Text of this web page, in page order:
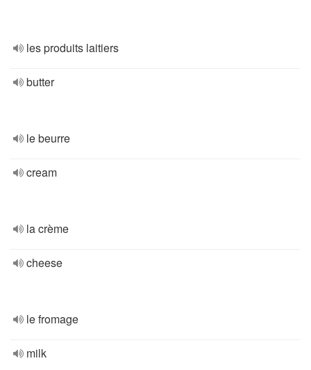
les produits laitiers
butter
le beurre
cream
la crème
cheese
le fromage
milk